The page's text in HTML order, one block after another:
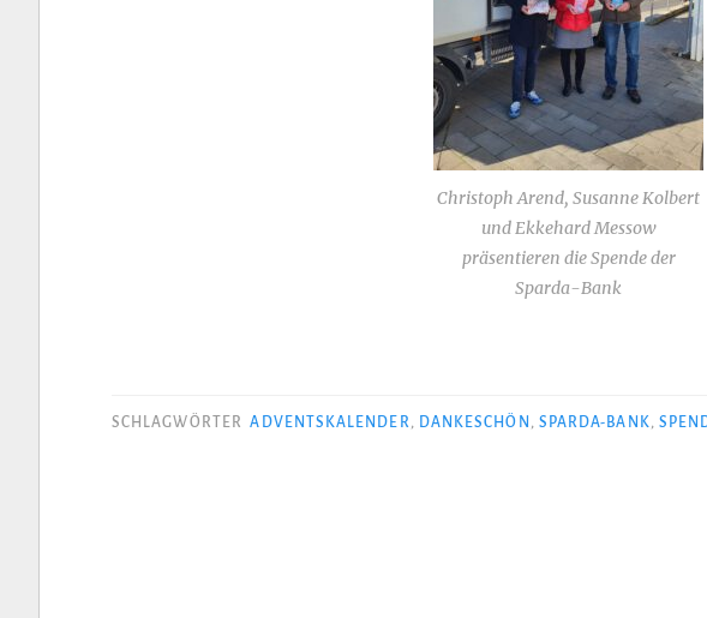
Christoph Arend, Susanne Kolbert
und Ekkehard Messow
präsentieren die Spende der
Sparda-Bank
SCHLAGWÖRTER ADVENTSKALENDER, DANKESCHÖN , SPARDA-BANK,